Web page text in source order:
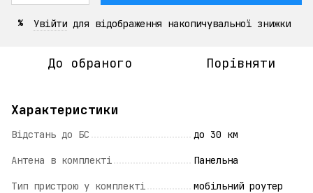
% Увійти для відображення накопичувальної знижки
До обраного Порівняти
Характеристики
Відстань до БС до 30 км
Антена в комплекті Панельна
Тип пристрою у комплекті мобільний роутер